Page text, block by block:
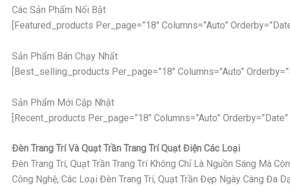
Các Sản Phẩm Nổi Bật
[featured_products Per_page=”18″ Columns=”auto”
Sản Phẩm Bán Chạy Nhất
[best_selling_products Per_page=”18″ Columns=”auto”
Sản Phẩm Mới Cập Nhật
[recent_products Per_page=”18″ Columns=”auto” Orderby=”date”
Đèn Trang Trí Và Quạt Trần Trang Trí Quạt Điện Các Loại
Đèn Trang Trí, Quạt Trần Trang Trí Không Chỉ Là Nguồn Sáng Mà
Công Nghệ, Các Loại Đèn Trang Trí, Quạt Trần Đẹp Ngày Càng Đa